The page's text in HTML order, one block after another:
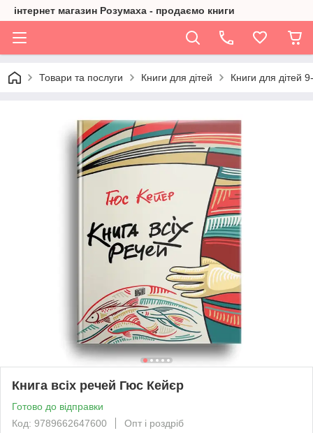
інтернет магазин Розумаха - продаємо книги
Товари та послуги Книги для дітей Книги для дітей
Книга всіх речей Гюс Кейєр
Готово до відправки
Код: 9789662647600
Опт і роздріб